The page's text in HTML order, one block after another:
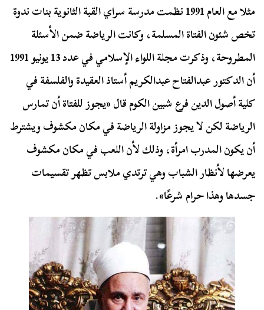
مثلا مع العام 1991 نظمت مدرسة سراي القبة الثانوية بنات ندوة
تخص شئون الفتاة المسلمة، وكانت الرياضة ضمن الأسئلة
المطروحة، وذكرت مجلة اللواء الإسلامي في عدد 13 يونيو 1991
أن الدكتور عبدالفتاح عبدالكريم أستاذ العقيدة والفلسفة في
كلية أصول الدين فرع شبين الكوم قال «يجوز للفتاة أن تمارس
الرياضة لكن لا يجوز مزاولة الرياضة في مكان مكشوف ويشترط
أن يكون المدرب امرأة، وذلك لأن اللعب في مكان مكشوف
يعرضها لأنظار الشباب وهي ترتدي ملابس تظهر تقسيمات
جسدها وهذا حرام شرعًا».